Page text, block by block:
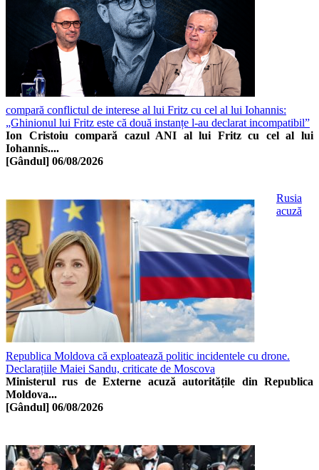
compară conflictul de interese al lui Fritz cu cel al lui Iohannis:
„Ghinionul lui Fritz este că două instanțe l-au declarat incompatibil”
Ion Cristoiu compară cazul ANI al lui Fritz cu cel al lui
Iohannis....
[Gândul] 06/08/2026
Rusia
acuză
Republica Moldova că exploatează politic incidentele cu drone.
Declarațiile Maiei Sandu, criticate de Moscova
Ministerul rus de Externe acuză autoritățile din Republica
Moldova...
[Gândul] 06/08/2026